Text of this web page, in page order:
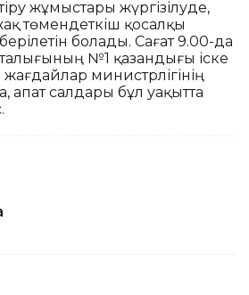
жұмыстары жүргізілуде,
төмендеткіш қосалқы
болады. Сағат 9.00-да
№1 қазандығы іске
министрлігінің
апат салдары бұл уақытта